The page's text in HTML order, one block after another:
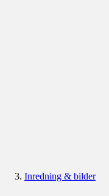
Inredning & bilder